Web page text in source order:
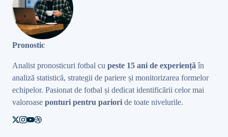
Pronostic
Analist pronosticuri fotbal cu peste 15 ani de experiență în
analiză statistică, strategii de pariere și monitorizarea formelor
echipelor. Pasionat de fotbal și dedicat identificării celor mai
valoroase ponturi pentru pariori de toate nivelurile.